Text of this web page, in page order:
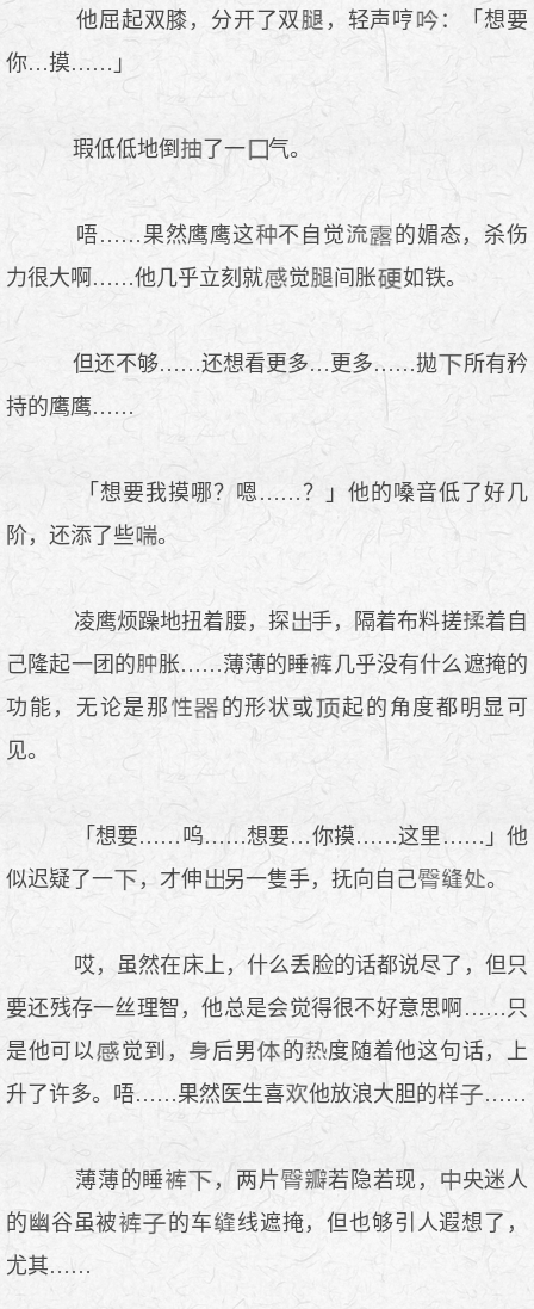
他屈起双膝，分开了双 ，轻声哼
：「想要
你…摸……」
瑕低低地倒 了一 气。
唔……果然鹰鹰这 不自觉
的媚态，杀伤
力很大啊……他几乎立刻就
觉 间胀 如铁。
但还不够……还想看更多…更多……拋
所有矜
持的鹰鹰……
「想要我摸哪？嗯……？」他的嗓音低了好几
阶，还添了些
。
凌鹰烦躁地扭着腰，探 手，隔着布料搓
着自
己隆起一团的
胀……薄薄的睡
几乎没有什么遮掩的
功能，无论是那
的形状或
起的角度都明显可
见。
「想要……呜……想要…你摸……这里……」他
似迟疑了一
，才伸 另一隻手，抚向自己 。
哎，虽然在床上，什么丢脸的话都说尽了，但只
要还残存一丝理智，他总是会觉得很不好意思啊……只
是他可以
觉到， 后男 的
度随着他这句话，上
升了许多。唔……果然医生喜
他放浪大胆的样 ……
薄薄的睡 ，两片 若隐若现，
央迷人
的幽谷虽被
的车
线遮掩，但也够引人遐想了，
尤其……